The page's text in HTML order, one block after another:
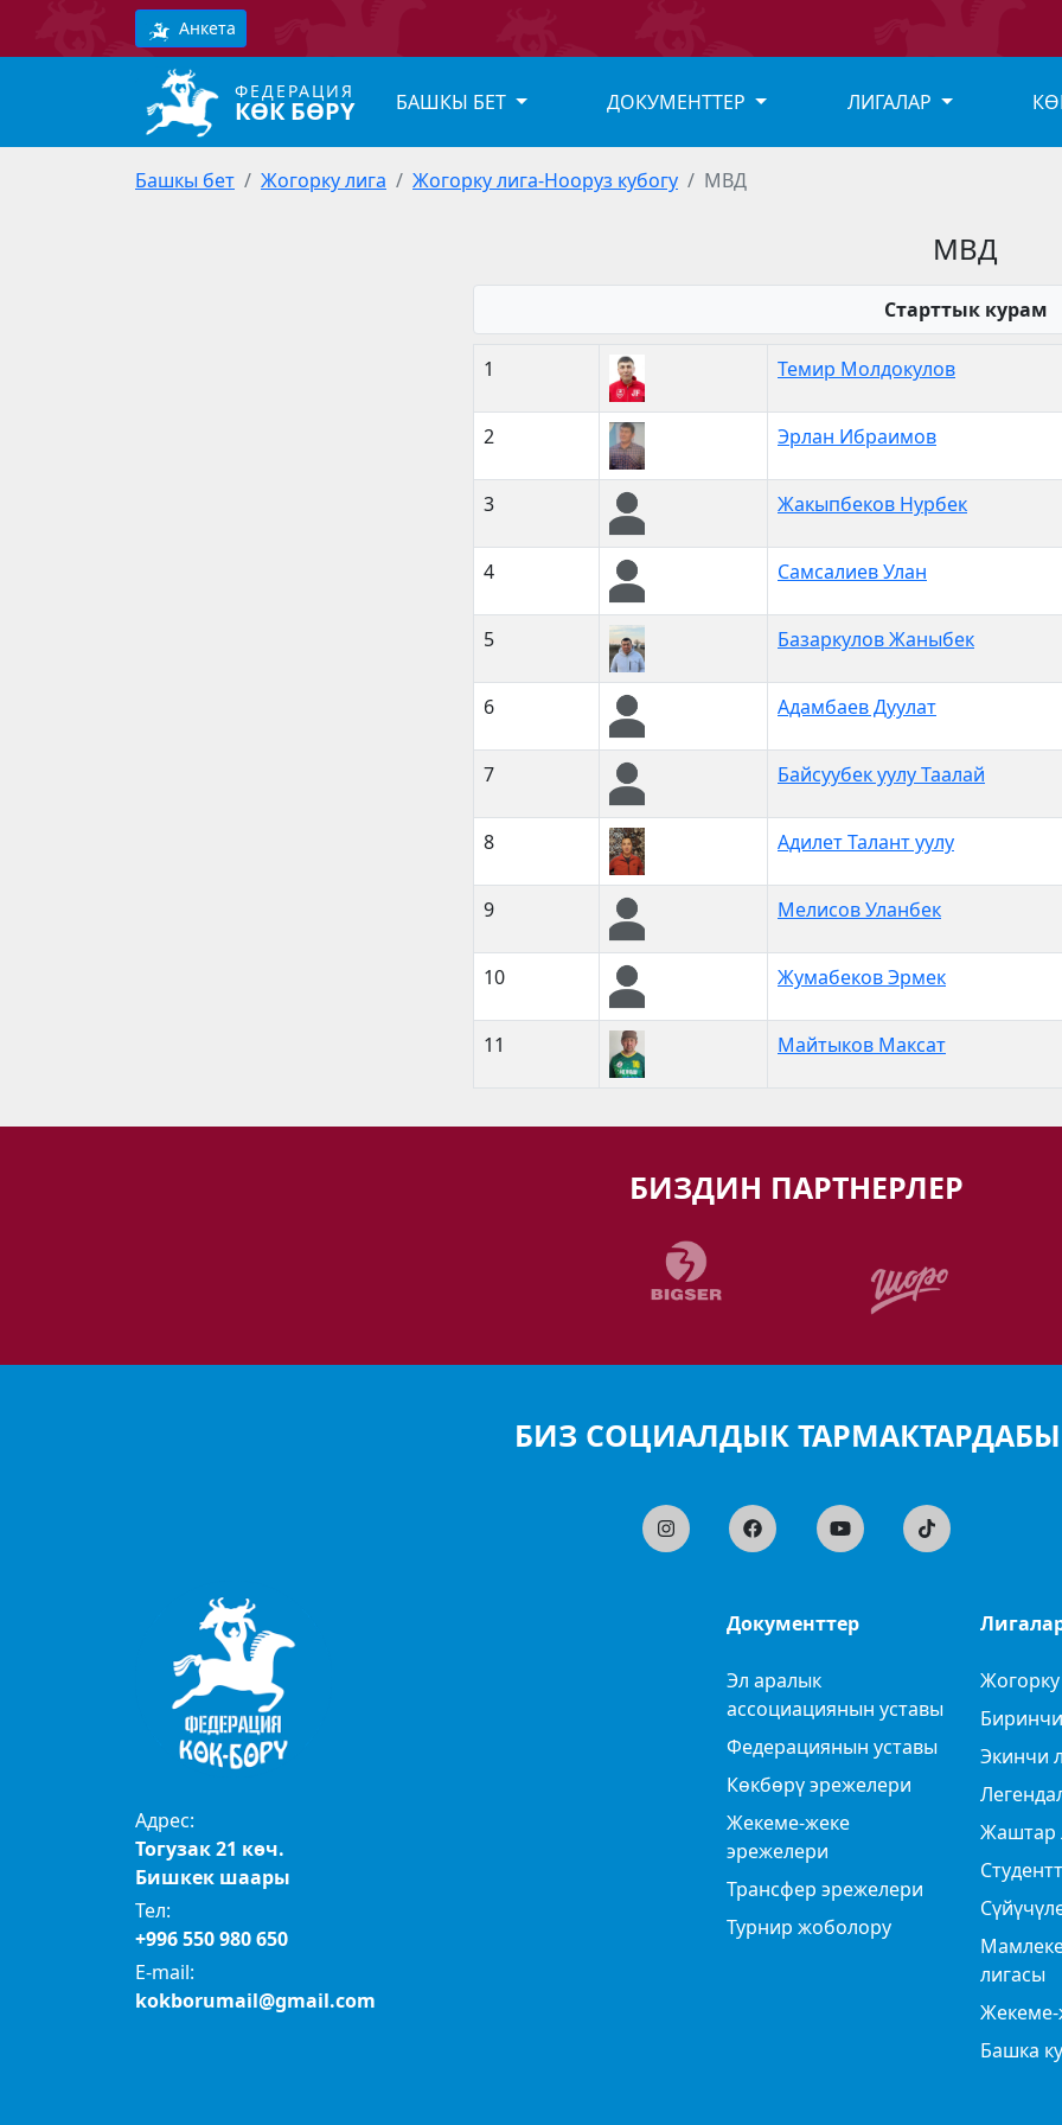
Анкета
ФЕДЕРАЦИЯ
КӨК БӨРҮ БАШКЫ БЕТ ДОКУМЕНТТЕР ЛИГАЛАР
Башкы бет Жогорку лига Жогорку лига-Нооруз кубогу МВД
МВД
Старттык курам
1 Темир Молдокулов
2 Эрлан Ибраимов
3 Жакыпбеков Нурбек
4 Самсалиев Улан
5 Базаркулов Жаныбек
6 Адамбаев Дуулат
7 Байсуубек уулу Таалай
8 Адилет Талант уулу
9 Мелисов Уланбек
10 Жумабеков Эрмек
11 Майтыков Максат
БИЗДИН ПАРТНЕРЛЕР
БИЗ СОЦИАЛДЫК
Адрес:
Тогузак 21 көч.
Бишкек шаары
Тел:
+996 550 980 650
E-mail:
kokborumail@gmail.com
Документтер
Эл аралык
ассоциациянын уставы
Федерациянын уставы
Көкбөрү эрежелери
Жекеме-жеке
эрежелери
Трансфер эрежелери
Турнир жоболору
Жогорку
Экинчи
Жаштар
лигасы
Жекеме-
Башка